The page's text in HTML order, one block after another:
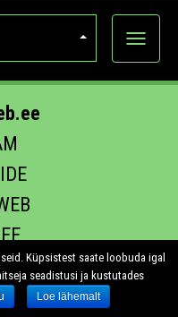
Ava
Küpsistest saate loobuda igal
seadistusi ja kustutades
Loe lähemalt